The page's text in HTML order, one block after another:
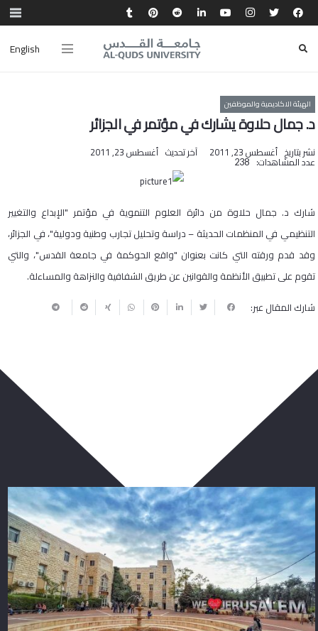
English
الهيئة الاكاديمية والموظفين
د. جمال حلاوة يشارك في مؤتمر في الجزائر
نشر بتاريخ أغسطس 23, 2011 آخر تحديث أغسطس 23, 2011
عدد المشاهدات: 238
شارك د. جمال حلاوة من دائرة العلوم التنموية في مؤتمر "الإبداع والتغيير
التنظيمي في المنظمات الحديثة – دراسة وتحليل تجارب وطنية ودولية"، في الجزائر،
وقد قدم ورقته التي كانت بعنوان "واقع الحوكمة في جامعة القدس"، والتي
تقوم على تطبيق الأنظمة والقوانين عن طريق الشفافية والنزاهة والمساءلة.
شارك المقال عبر: